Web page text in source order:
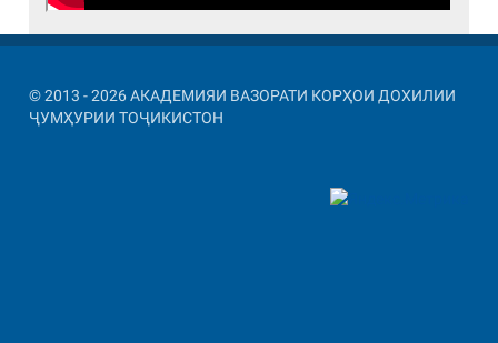
© 2013 - 2026 АКАДЕМИЯИ ВАЗОРАТИ КОРҲОИ ДОХИЛИИ
ҶУМҲУРИИ ТОҶИКИСТОН